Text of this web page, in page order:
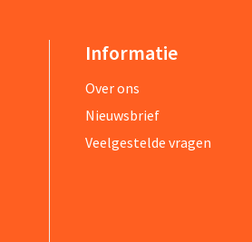
Informatie
Over ons
Nieuwsbrief
Veelgestelde vragen